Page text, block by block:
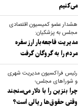
می‌کنیم
هشدار عضو کمیسیون اقتصادی
مجلس به پزشکیان:
مدیریت فاجعه‌بار ارز سفره
مردم را به گروگان گرفت
رئیس فراکسیون مدیریت شهری
و شوراهای مجلس؛
چرا بنزین را با دلار می‌سنجند
وقتی حقوق‌ها ریالی است؟